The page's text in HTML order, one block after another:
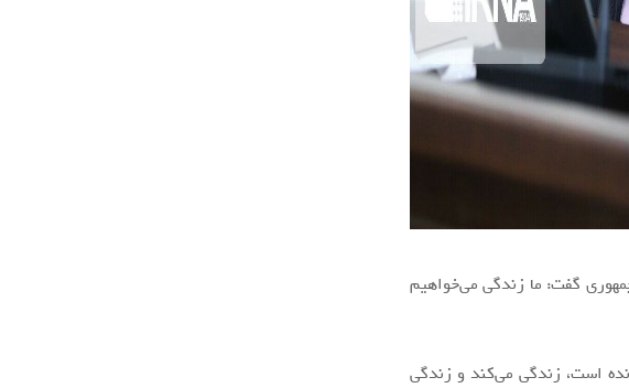
گفت: ما زندگی می‌خواهیم
است، زندگی می‌کند و زندگی